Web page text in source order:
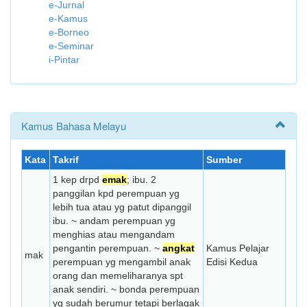
e-Jurnal
e-Kamus
e-Borneo
e-Seminar
i-Pintar
Kamus Bahasa Melayu
Kata Takrif Sumber
mak
1 kep drpd emak; ibu. 2
panggilan kpd perempuan yg
lebih tua atau yg patut dipanggil
ibu. ~ andam perempuan yg
menghias atau mengandam
pengantin perempuan. ~ angkat
perempuan yg mengambil anak
orang dan memeliharanya spt
anak sendiri. ~ bonda perempuan
yg sudah berumur tetapi berlagak
Kamus Pelajar
Edisi Kedua